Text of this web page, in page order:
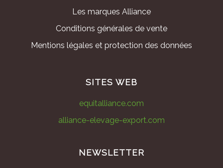
Les marques Alliance
Conditions générales de vente
Mentions légales et protection des données
SITES WEB
equitalliance.com
alliance-elevage-export.com
NEWSLETTER